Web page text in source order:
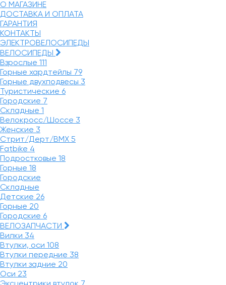
О МАГАЗИНЕ
ДОСТАВКА И ОПЛАТА
ГАРАНТИЯ
КОНТАКТЫ
ЭЛЕКТРОВЕЛОСИПЕДЫ
ВЕЛОСИПЕДЫ
Взрослые 111
Горные хардтейлы 79
Горные двухподвесы 3
Туристические 6
Городские 7
Складные 1
Велокросс/Шоссе 3
Женские 3
Стрит/Дерт/BMX 5
Fatbike 4
Подростковые 18
Горные 18
Городские
Складные
Детские 26
Горные 20
Городские 6
ВЕЛОЗАПЧАСТИ
Вилки 34
Втулки, оси 108
Втулки передние 38
Втулки задние 20
Оси 23